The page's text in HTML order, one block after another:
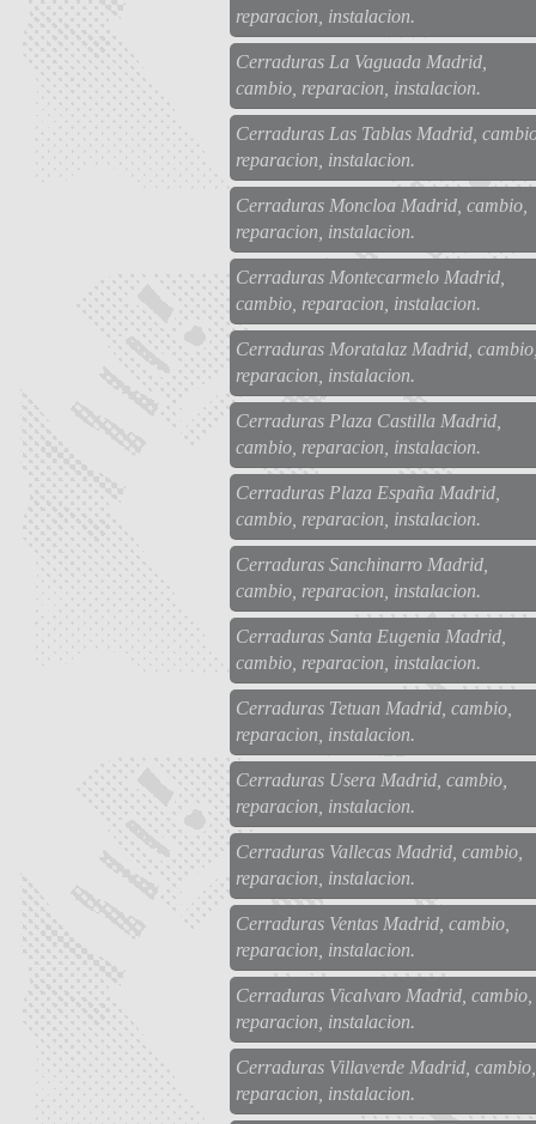
reparacion, instalacion.
Cerraduras La Vaguada Madrid,
cambio, reparacion, instalacion.
Cerraduras Las Tablas Madrid,
reparacion, instalacion.
Cerraduras Moncloa Madrid, cambio,
reparacion, instalacion.
Cerraduras Montecarmelo Madrid,
cambio, reparacion, instalacion.
Cerraduras Moratalaz Madrid,
reparacion, instalacion.
Cerraduras Plaza Castilla Madrid,
cambio, reparacion, instalacion.
Cerraduras Plaza España Madrid,
cambio, reparacion, instalacion.
Cerraduras Sanchinarro Madrid,
cambio, reparacion, instalacion.
Cerraduras Santa Eugenia Madrid,
cambio, reparacion, instalacion.
Cerraduras Tetuan Madrid, cambio,
reparacion, instalacion.
Cerraduras Usera Madrid, cambio,
reparacion, instalacion.
Cerraduras Vallecas Madrid, cambio,
reparacion, instalacion.
Cerraduras Ventas Madrid, cambio,
reparacion, instalacion.
Cerraduras Vicalvaro Madrid, cambio,
reparacion, instalacion.
Cerraduras Villaverde Madrid, cambio,
reparacion, instalacion.